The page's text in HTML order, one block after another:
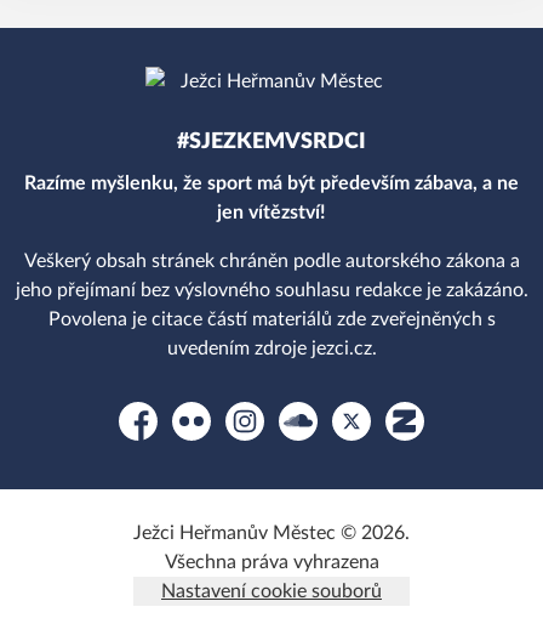
#SJEZKEMVSRDCI
Razíme myšlenku, že sport má být především zábava, a ne
jen vítězství!
Veškerý obsah stránek chráněn podle autorského zákona a
jeho přejímaní bez výslovného souhlasu redakce je zakázáno.
Povolena je citace částí materiálů zde zveřejněných s
uvedením zdroje jezci.cz.
FacebookFlickr InstagramSoundcloudPlatform XZonerama
Ježci Heřmanův Městec © 2026.
Všechna práva vyhrazena
Nastavení cookie souborů